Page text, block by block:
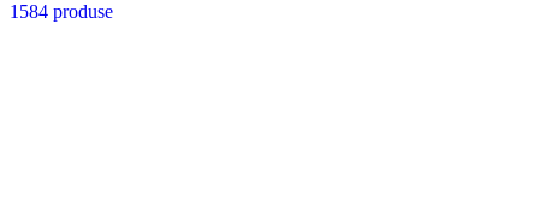
1584 produse